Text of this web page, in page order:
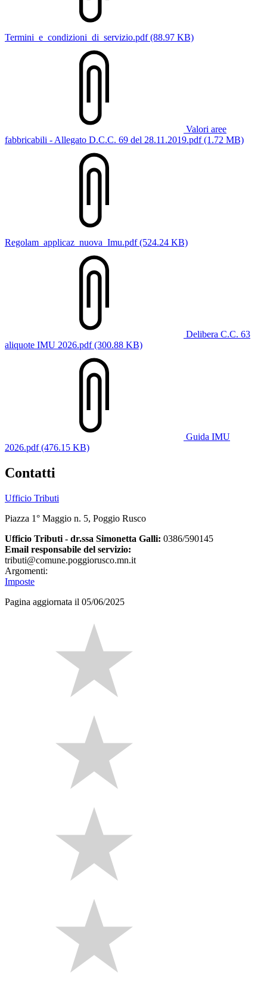
Termini_e_condizioni_di_servizio.pdf (88.97 KB)
Valori aree
fabbricabili - Allegato D.C.C. 69 del 28.11.2019.pdf (1.72 MB)
Regolam_applicaz_nuova_Imu.pdf (524.24 KB)
Delibera C.C. 63
aliquote IMU 2026.pdf (300.88 KB)
Guida IMU
2026.pdf (476.15 KB)
Contatti
Ufficio Tributi
Piazza 1° Maggio n. 5, Poggio Rusco
Ufficio Tributi - dr.ssa Simonetta Galli: 0386/590145
Email responsabile del servizio:
tributi@comune.poggiorusco.mn.it
Argomenti:
Imposte
Pagina aggiornata il 05/06/2025